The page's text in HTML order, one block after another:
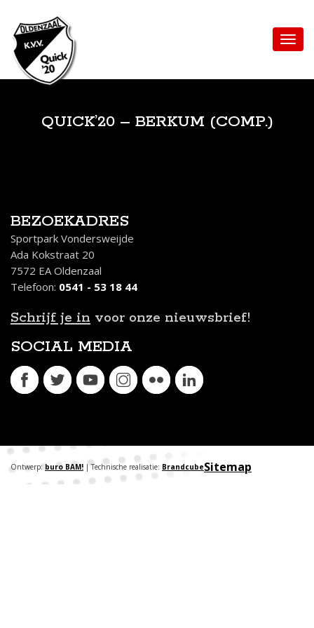
QUICK’20 – BERKUM (COMP.)
BEZOEKADRES
Sportpark Vondersweijde
Ada Kokstraat 20
7572 EA Oldenzaal
Telefoon: 0541 - 53 18 44
Schrijf je in voor onze nieuwsbrief!
SOCIAL MEDIA
Sitemap
Ontwerp: buro BAM! | Technische realisatie: Brandcube